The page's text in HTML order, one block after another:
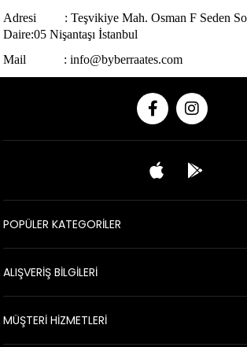
Adresi : Teşvikiye Mah. Osman F Seden
Daire:05 Nişantaşı İstanbul
Mail :info@byberraates.com
POPÜLER KATEGORİLER
ALIŞVERİŞ BİLGİLERİ
MÜŞTERİ HİZMETLERİ